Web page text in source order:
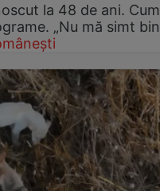
la 48 de ani. Cum
„Nu mă simt